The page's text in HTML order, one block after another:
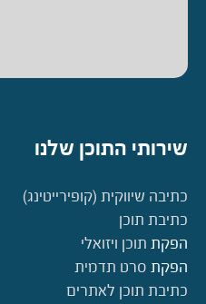
שירותי התוכן שלנו
כתיבה שיווקית (קופירייטינג)
כתיבת תוכן
הפקת תוכן ויזואלי
הפקת סרט תדמית
כתיבת תוכן לאתרים